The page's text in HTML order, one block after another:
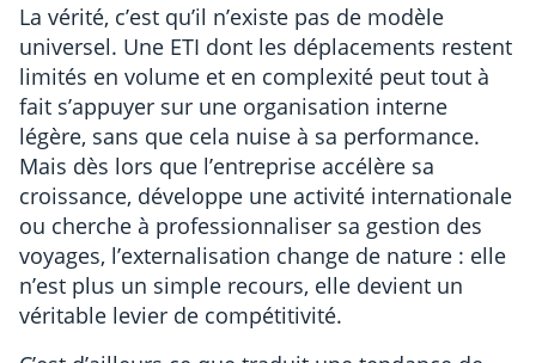
La vérité, c’est qu’il n’existe pas de modèle
universel. Une ETI dont les déplacements restent
limités en volume et en complexité peut tout à
fait s’appuyer sur une organisation interne
légère, sans que cela nuise à sa performance.
Mais dès lors que l’entreprise accélère sa
croissance, développe une activité internationale
ou cherche à professionnaliser sa gestion des
voyages, l’externalisation change de nature : elle
n’est plus un simple recours, elle devient un
véritable levier de compétitivité.